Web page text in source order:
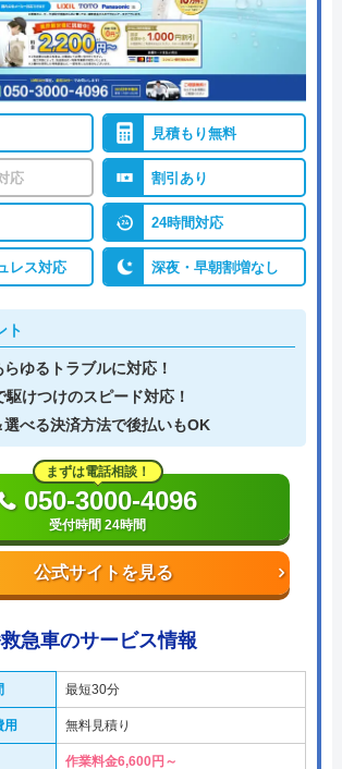
見積もり無料
応 割引あり
24時間対応
レス対応 深夜・早朝割増なし
ト
ゆるトラブルに対応！
駆けつけのスピード対応！
選べる決済方法で後払いもOK
公式サイトを見る
まずは電話相談！
050-3000-4096
受付時間 24時間
急車のサービス情報
最短30分
用 無料見積り
作業料金6,600円～